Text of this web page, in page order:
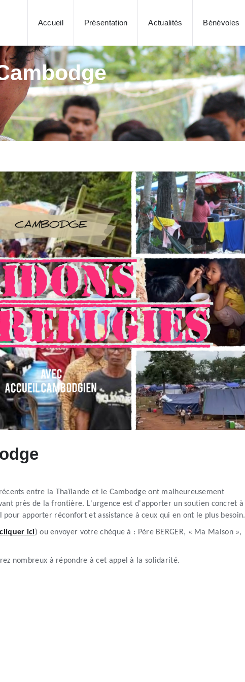
Accueil Présentation Actualités Bénévoles
entre la Thaïlande et le Cambodge ont malheureusement
près de la frontière. L'urgence est d'apporter un soutien concret à
apporter réconfort et assistance à ceux qui en ont le plus besoin.
cliquer ici) ou envoyer votre chèque à : Père BERGER, « Ma Maison »,
nombreux à répondre à cet appel à la solidarité.